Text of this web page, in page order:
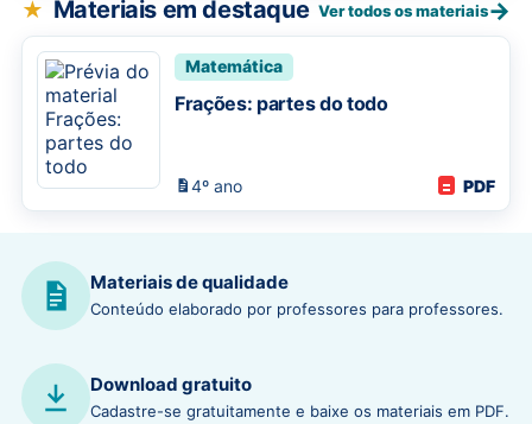
Materiais em destaque Ver todos os materiais→
Matemática
Frações: partes do todo
4º ano PDF
Materiais de qualidade
Conteúdo elaborado por professores para professores.
Download gratuito
Cadastre-se gratuitamente e baixe os materiais em PDF.